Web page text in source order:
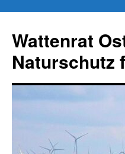
springen
Wattenrat
Naturschutz